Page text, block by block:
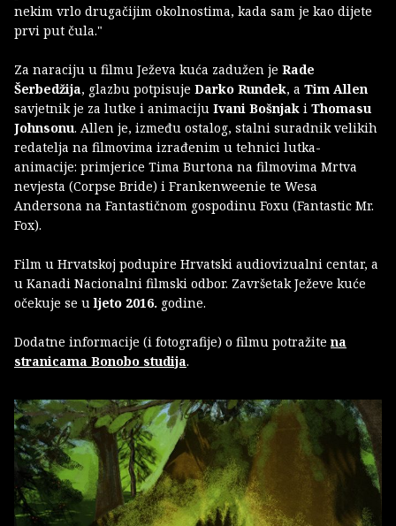
nekim vrlo drugačijim okolnostima, kada sam je kao dijete
prvi put čula."
Za naraciju u filmu Ježeva kuća zadužen je Rade
Šerbedžija, glazbu potpisuje Darko Rundek, a Tim Allen
savjetnik je za lutke i animaciju Ivani Bošnjak i Thomasu
Johnsonu. Allen je, između ostalog, stalni suradnik velikih
redatelja na filmovima izrađenim u tehnici lutka-
animacije: primjerice Tima Burtona na filmovima Mrtva
nevjesta (Corpse Bride) i Frankenweenie te Wesa
Andersona na Fantastičnom gospodinu Foxu (Fantastic Mr.
Fox).
Film u Hrvatskoj podupire Hrvatski audiovizualni centar, a
u Kanadi Nacionalni filmski odbor. Završetak Ježeve kuće
očekuje se uljeto 2016. godine.
Dodatne informacije (i fotografije) o filmu potražite na
stranicama Bonobo studija.